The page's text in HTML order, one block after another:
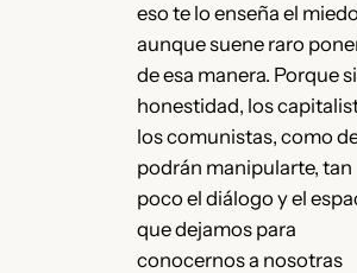
eso te lo enseña el
aunque suene raro
de esa manera. Porque
honestidad, los
los comunistas, como
podrán manipularte, tan
poco el diálogo y el
que dejamos para
conocernos a nosotras